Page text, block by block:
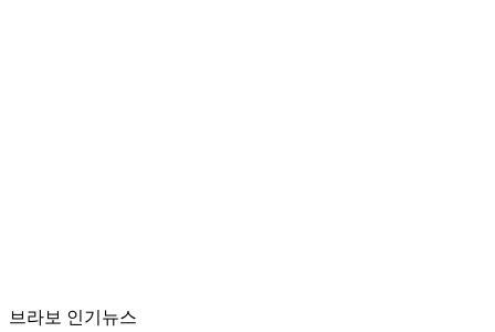
브라보 인기뉴스